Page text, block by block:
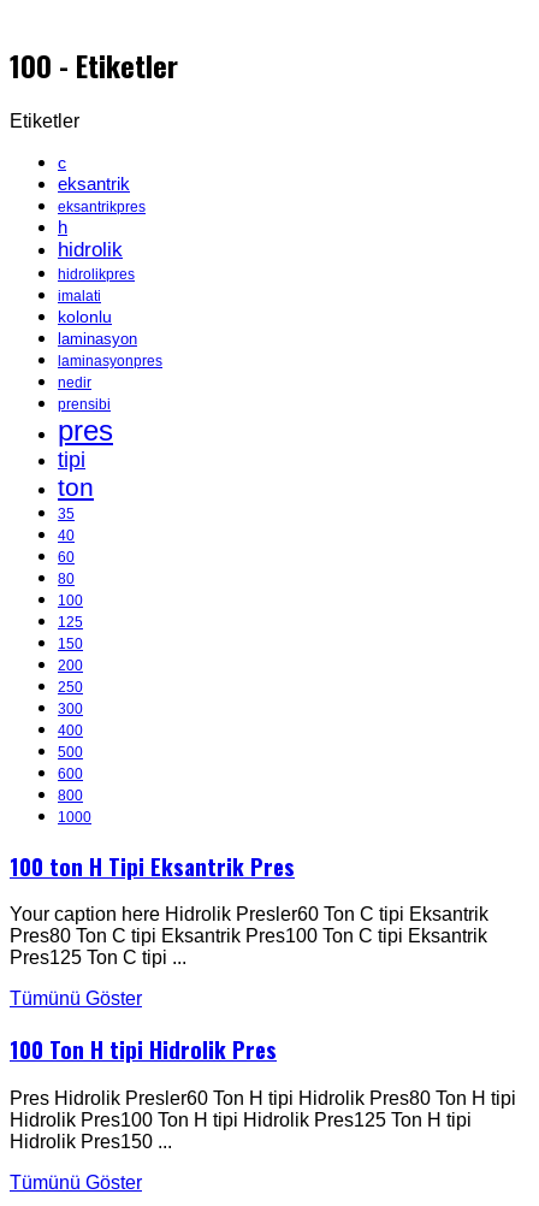
100 - Etiketler
Etiketler
c
eksantrik
eksantrikpres
h
hidrolik
hidrolikpres
imalati
kolonlu
laminasyon
laminasyonpres
nedir
prensibi
pres
tipi
ton
35
40
60
80
100
125
150
200
250
300
400
500
600
800
1000
100 ton H Tipi Eksantrik Pres
Your caption here Hidrolik Presler60 Ton C tipi Eksantrik
Pres80 Ton C tipi Eksantrik Pres100 Ton C tipi Eksantrik
Pres125 Ton C tipi ...
Tümünü Göster
100 Ton H tipi Hidrolik Pres
Pres Hidrolik Presler60 Ton H tipi Hidrolik Pres80 Ton H tipi
Hidrolik Pres100 Ton H tipi Hidrolik Pres125 Ton H tipi
Hidrolik Pres150 ...
Tümünü Göster